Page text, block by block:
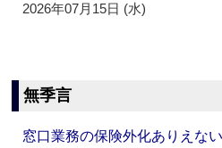
2026年07月15日 (水)
無季言
窓口業務の保険外化ありえない